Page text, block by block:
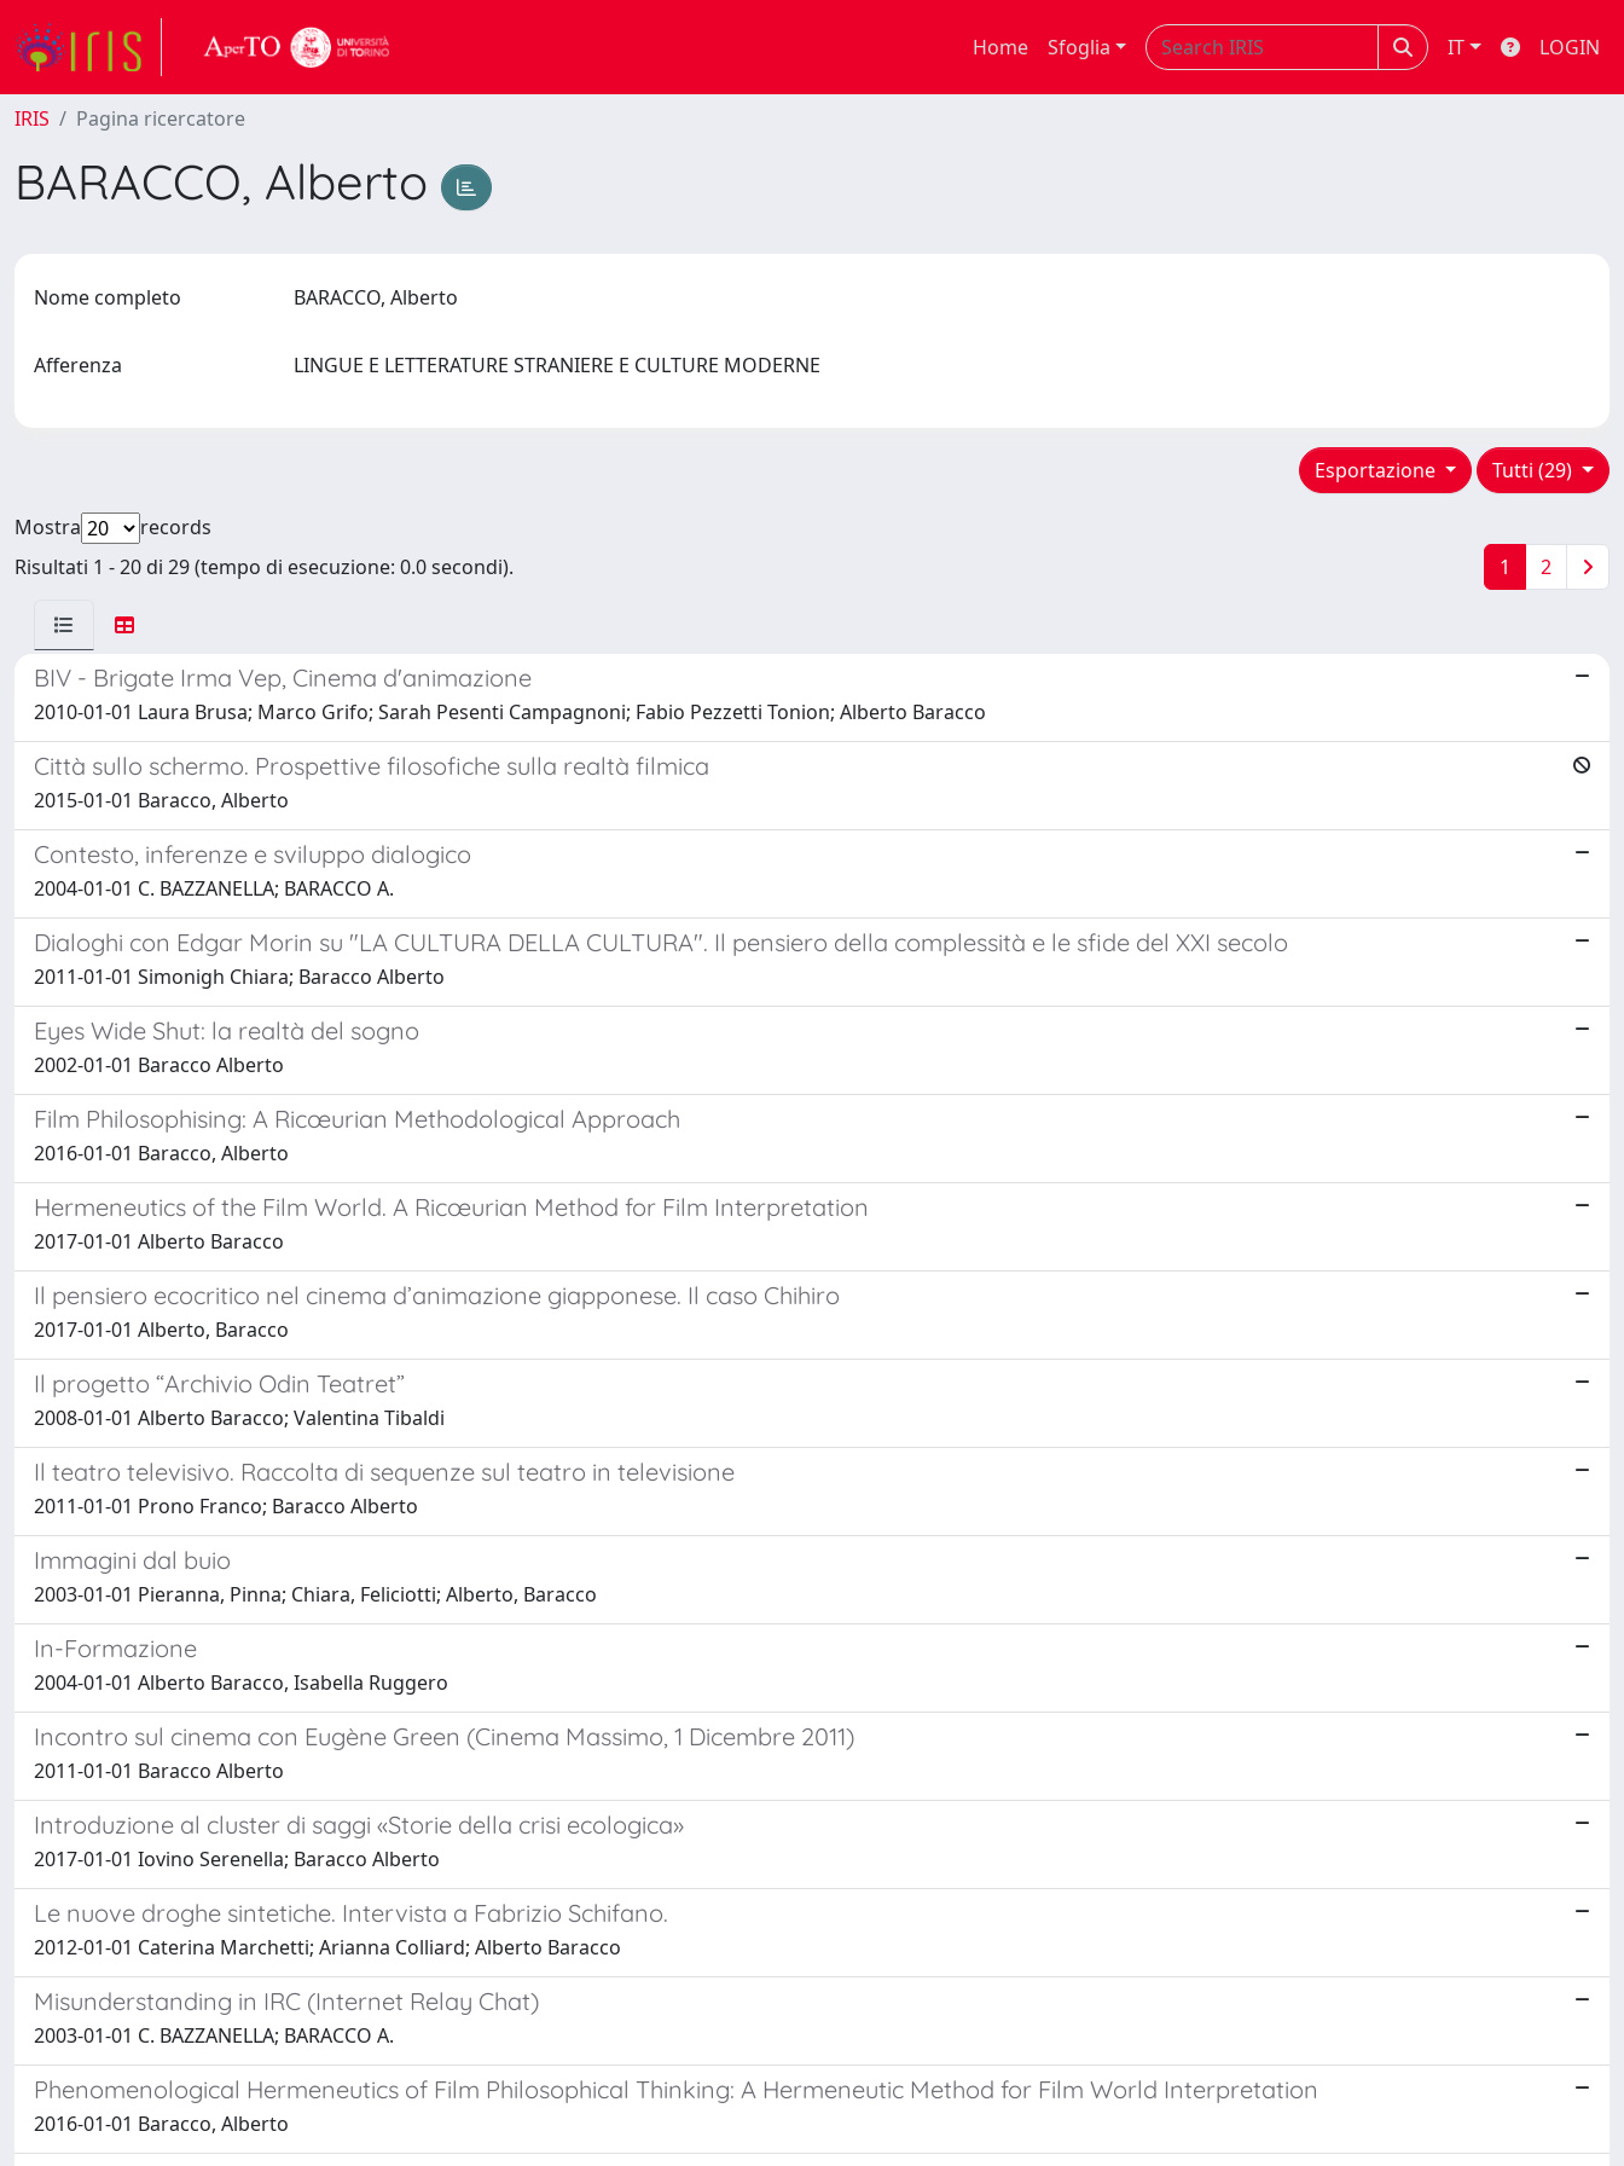
Home Sfoglia IT LOGIN
IRIS Pagina ricercatore
BARACCO, Alberto
Nome completo BARACCO, Alberto
Afferenza LINGUE E LETTERATURE STRANIERE E CULTURE MODERNE
Tutti (29)
Esportazione
Mostra
records
Risultati 1 - 20 di 29 (tempo di esecuzione: 0.0 secondi).
1 2
BIV - Brigate Irma Vep, Cinema d'animazione
2010-01-01 Laura Brusa; Marco Grifo; Sarah Pesenti Campagnoni; Fabio Pezzetti Tonion; Alberto Baracco
Città sullo schermo. Prospettive filosofiche sulla realtà filmica
2015-01-01 Baracco, Alberto
Contesto, inferenze e sviluppo dialogico
2004-01-01 C. BAZZANELLA; BARACCO A.
Dialoghi con Edgar Morin su "LA CULTURA DELLA CULTURA". Il pensiero della complessità e le sfide del XXI secolo
2011-01-01 Simonigh Chiara; Baracco Alberto
Eyes Wide Shut: la realtà del sogno
2002-01-01 Baracco Alberto
Film Philosophising: A Ricœurian Methodological Approach
2016-01-01 Baracco, Alberto
Hermeneutics of the Film World. A Ricœurian Method for Film Interpretation
2017-01-01 Alberto Baracco
Il pensiero ecocritico nel cinema d’animazione giapponese. Il caso Chihiro
2017-01-01 Alberto, Baracco
Il progetto “Archivio Odin Teatret”
2008-01-01 Alberto Baracco; Valentina Tibaldi
Il teatro televisivo. Raccolta di sequenze sul teatro in televisione
2011-01-01 Prono Franco; Baracco Alberto
Immagini dal buio
2003-01-01 Pieranna, Pinna; Chiara, Feliciotti; Alberto, Baracco
In-Formazione
2004-01-01 Alberto Baracco, Isabella Ruggero
Incontro sul cinema con Eugène Green (Cinema Massimo, 1 Dicembre 2011)
2011-01-01 Baracco Alberto
Introduzione al cluster di saggi «Storie della crisi ecologica»
2017-01-01 Iovino Serenella; Baracco Alberto
Le nuove droghe sintetiche. Intervista a Fabrizio Schifano.
2012-01-01 Caterina Marchetti; Arianna Colliard; Alberto Baracco
Misunderstanding in IRC (Internet Relay Chat)
2003-01-01 C. BAZZANELLA; BARACCO A.
Phenomenological Hermeneutics of Film Philosophical Thinking: A Hermeneutic Method for Film World Interpretation
2016-01-01 Baracco, Alberto